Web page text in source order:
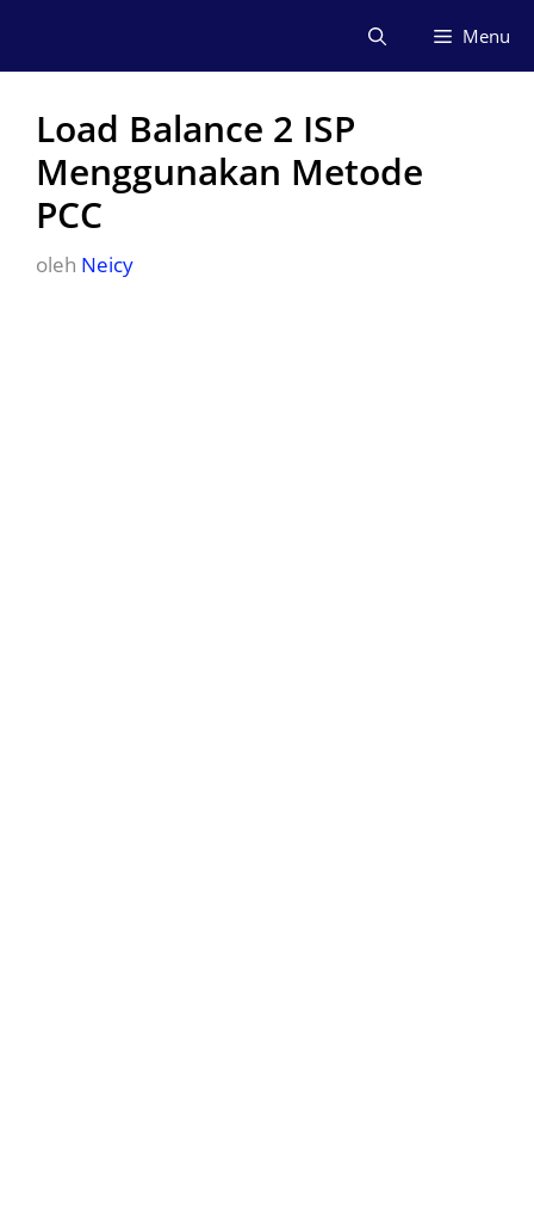
isi
Menu
Load Balance 2 ISP
Menggunakan Metode
PCC
oleh Neicy